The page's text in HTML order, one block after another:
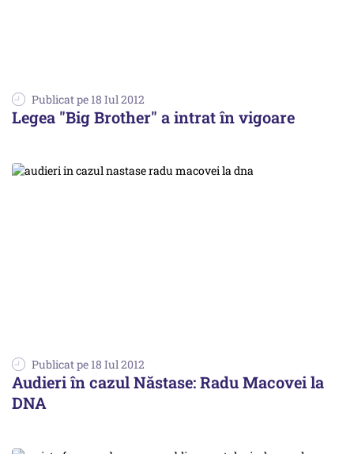
Publicat pe 18 Iul 2012
Legea "Big Brother" a intrat în vigoare
Publicat pe 18 Iul 2012
Audieri în cazul Năstase: Radu Macovei la
DNA